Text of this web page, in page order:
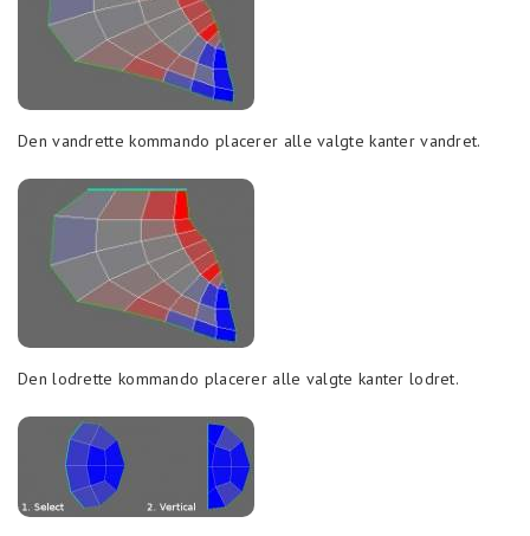
Den vandrette kommando placerer alle valgte kanter vandret.
Den lodrette kommando placerer alle valgte kanter lodret.